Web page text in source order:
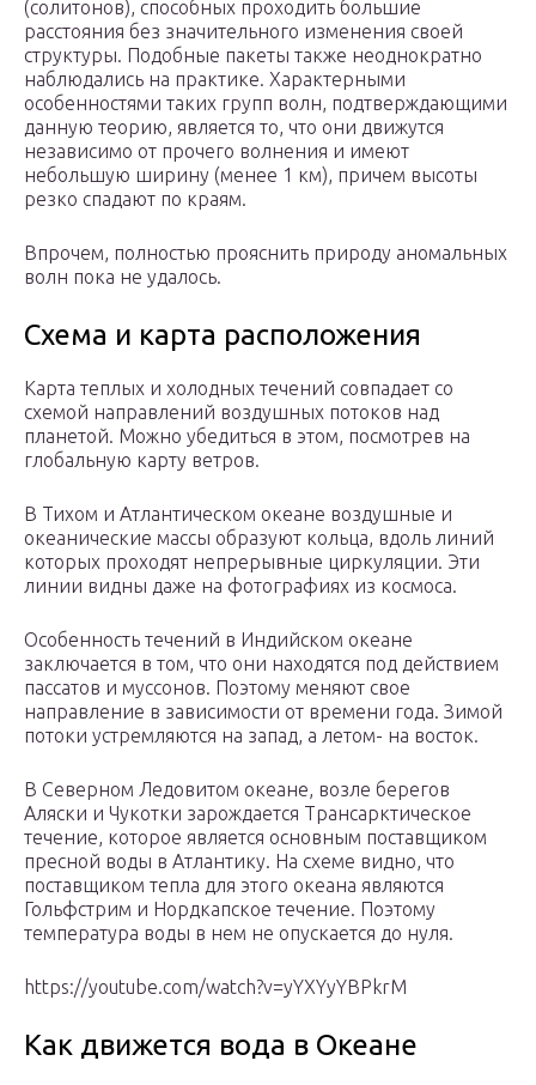
(солитонов), способных проходить большие
расстояния без значительного изменения своей
структуры. Подобные пакеты также неоднократно
наблюдались на практике. Характерными
особенностями таких групп волн, подтверждающими
данную теорию, является то, что они движутся
независимо от прочего волнения и имеют
небольшую ширину (менее 1 км), причем высоты
резко спадают по краям.
Впрочем, полностью прояснить природу аномальных
волн пока не удалось.
Схема и карта расположения
Карта теплых и холодных течений совпадает со
схемой направлений воздушных потоков над
планетой. Можно убедиться в этом, посмотрев на
глобальную карту ветров.
В Тихом и Атлантическом океане воздушные и
океанические массы образуют кольца, вдоль линий
которых проходят непрерывные циркуляции. Эти
линии видны даже на фотографиях из космоса.
Особенность течений в Индийском океане
заключается в том, что они находятся под действием
пассатов и муссонов. Поэтому меняют свое
направление в зависимости от времени года. Зимой
потоки устремляются на запад, а летом- на восток.
В Северном Ледовитом океане, возле берегов
Аляски и Чукотки зарождается Трансарктическое
течение, которое является основным поставщиком
пресной воды в Атлантику. На схеме видно, что
поставщиком тепла для этого океана являются
Гольфстрим и Нордкапское течение. Поэтому
температура воды в нем не опускается до нуля.
https://youtube.com/watch?v=yYXYyYBPkrM
Как движется вода в Океане